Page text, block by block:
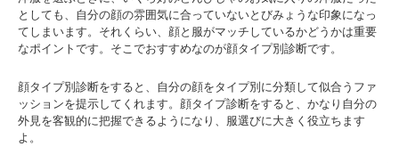
としても、自分の顔の雰囲気に合っていないとびみょうな印象になっ
てしまいます。それくらい、顔と服がマッチしているかどうかは重要
なポイントです。そこでおすすめなのが顔タイプ別診断です。
顔タイプ別診断をすると、自分の顔をタイプ別に分類して似合うファ
ッションを提示してくれます。顔タイプ診断をすると、かなり自分の
外見を客観的に把握できるようになり、服選びに大きく役立ちます
よ。